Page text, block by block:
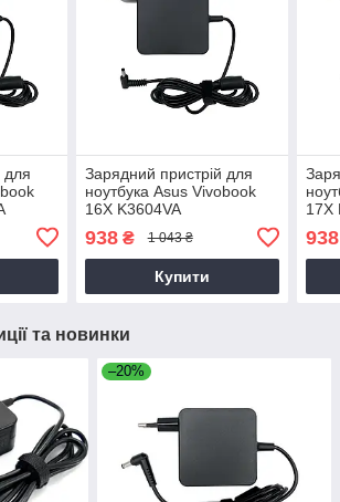
для
Зарядний пристрій для
ноутбука Asus Vivobook
16X K3604VA
938₴ 1 043 ₴
Купити
17X
938
та новинки
–20%